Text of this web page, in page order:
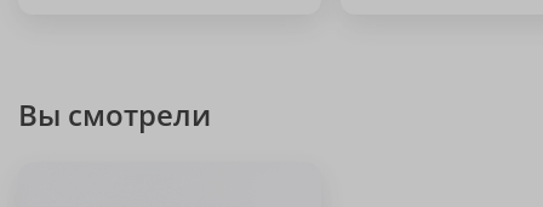
Вы смотрели